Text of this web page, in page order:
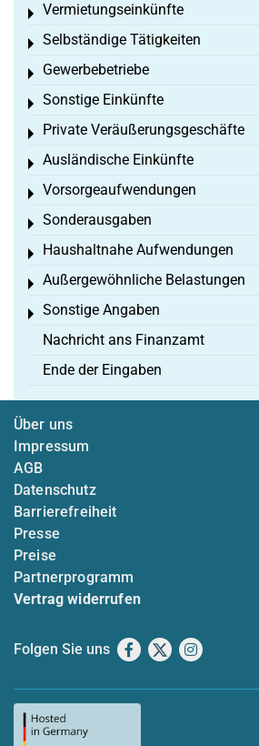
Vermietungseinkünfte
Toggle menu
Selbständige Tätigkeiten
Toggle menu
Gewerbebetriebe
Toggle menu
Sonstige Einkünfte
Toggle menu
Private Veräußerungsgeschäfte
Toggle menu
Ausländische Einkünfte
Toggle menu
Vorsorgeaufwendungen
Toggle menu
Sonderausgaben
Toggle menu
Haushaltnahe Aufwendungen
Toggle menu
Außergewöhnliche Belastungen
Toggle menu
Sonstige Angaben
Toggle menu
Nachricht ans Finanzamt
Ende der Eingaben
Über uns
Impressum
AGB
Datenschutz
Barrierefreiheit
Presse
Preise
Partnerprogramm
Vertrag widerrufen
Folgen Sie uns Facebook
X Instagram